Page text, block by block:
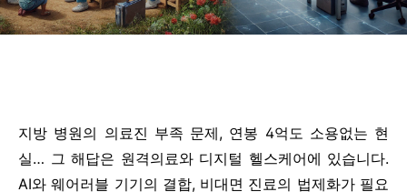
지방 병원의 의료진 부족 문제, 연봉 4억도 소용없는 현
실… 그 해답은 원격의료와 디지털 헬스케어에 있습니다.
AI와 웨어러블 기기의 결합, 비대면 진료의 법제화가 필요